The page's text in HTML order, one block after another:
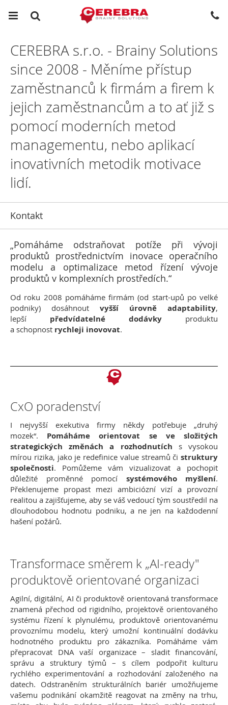
CEREBRA s.r.o. - Brainy Solutions
since 2008 - Měníme přístup
zaměstnanců k firmám a firem k
jejich zaměstnancům a to ať již s
pomocí moderních metod
managementu, nebo aplikací
inovativních metodik motivace
lidí.
Kontakt
„Pomáháme odstraňovat potíže při vývoji
produktů prostřednictvím inovace operačního
modelu a optimalizace metod řízení vývoje
produktů v komplexních prostředích.“
Od roku 2008 pomáháme firmám (od start-upů po velké
podniky) dosáhnout vyšší úrovně adaptability,
lepší předvídatelné dodávky produktu
a schopnost rychleji inovovat.
CxO poradenství
I nejvyšší exekutiva firmy někdy potřebuje „druhý
mozek“. Pomáháme orientovat se ve složitých
strategických změnách a rozhodnutích s vysokou
mírou rizika, jako je redefinice value streamů či struktury
společnosti. Pomůžeme vám vizualizovat a pochopit
důležité proměnné pomocí systémového myšlení.
Překlenujeme propast mezi ambiciózní vizí a provozní
realitou a zajišťujeme, aby se váš vedoucí tým soustředil na
dlouhodobou hodnotu podniku, a ne jen na každodenní
hašení požárů.
Transformace směrem k „AI-ready"
produktově orientované organizaci
Agilní, digitální, AI či produktově orientovaná transformace
znamená přechod od rigidního, projektově orientovaného
systému řízení k plynulému, produktově orientovanému
provoznímu modelu, který umožní kontinuální dodávku
hodnotného produktu pro zákazníka. Pomáháme vám
přepracovat DNA vaší organizace – sladit financování,
správu a struktury týmů – s cílem podpořit kulturu
rychlého experimentování a rozhodování založeného na
datech. Odstraněním strukturálních bariér umožňujeme
vašemu podnikání okamžitě reagovat na změny na trhu,